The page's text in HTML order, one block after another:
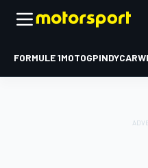
FORMULE 1MOTOGPINDYCAR